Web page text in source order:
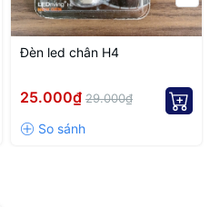
Đèn led chân H4
25.000₫ 29.000₫